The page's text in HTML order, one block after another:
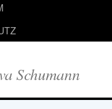
Schumann